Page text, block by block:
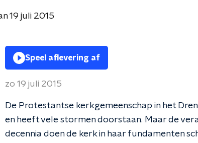
19 juli 2015
Speel aflevering af
zo 19 juli 2015
De Protestantse kerkgemeenschap in het
en heeft vele stormen doorstaan. Maar de
decennia doen de kerk in haar fundamenten